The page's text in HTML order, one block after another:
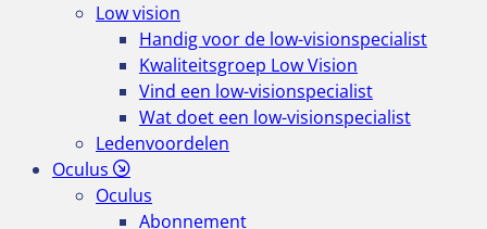
Low vision
Handig voor de low-visionspecialist
Kwaliteitsgroep Low Vision
Vind een low-visionspecialist
Wat doet een low-visionspecialist
Ledenvoordelen
Oculus
Oculus
Abonnement